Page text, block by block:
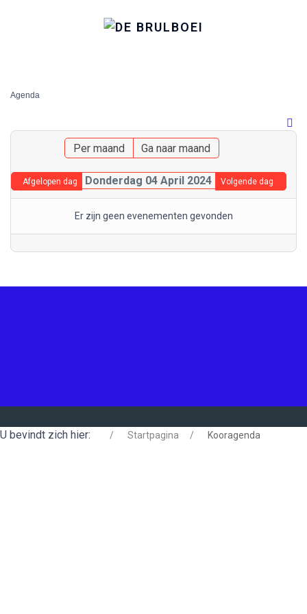
Agenda
Per maand Ga naar maand
Afgelopen dag Donderdag 04 April 2024 Volgende dag
Er zijn geen evenementen gevonden
U bevindt zich hier: Startpagina Kooragenda